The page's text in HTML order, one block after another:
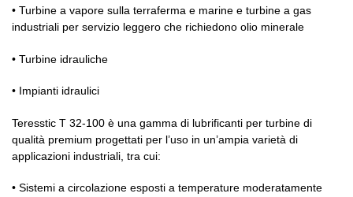
• Turbine a vapore sulla terraferma e marine e turbine a gas
industriali per servizio leggero che richiedono olio minerale
• Turbine idrauliche
• Impianti idraulici
Teresstic T 32-100 è una gamma di lubrificanti per turbine di
qualità premium progettati per l’uso in un’ampia varietà di
applicazioni industriali, tra cui:
• Sistemi a circolazione esposti a temperature moderatamente